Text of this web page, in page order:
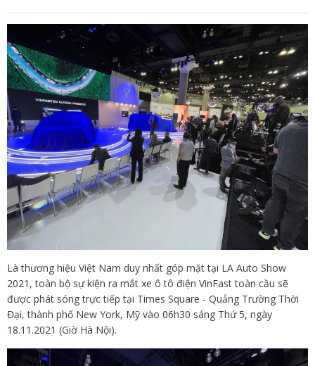
Là thương hiệu Việt Nam duy nhất góp mặt tại LA Auto Show
2021, toàn bộ sự kiện ra mắt xe ô tô điện VinFast toàn cầu sẽ
được phát sóng trực tiếp tại Times Square - Quảng Trường Thời
Đại, thành phố New York, Mỹ vào 06h30 sáng Thứ 5, ngày
18.11.2021 (Giờ Hà Nội).